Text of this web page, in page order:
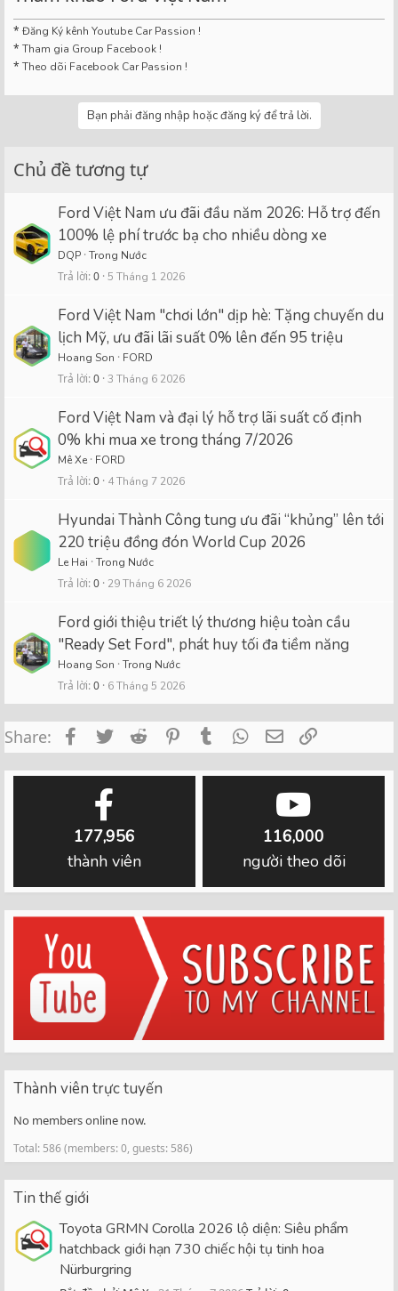
* Đăng Ký kênh Youtube Car Passion !
* Tham gia Group Facebook !
* Theo dõi Facebook Car Passion !
Bạn phải đăng nhập hoặc đăng ký để trả lời.
Chủ đề tương tự
Ford Việt Nam ưu đãi đầu năm 2026: Hỗ trợ đến
100% lệ phí trước bạ cho nhiều dòng xe
DQP Trong Nước
Trả lời 0 5 Tháng 1 2026
Ford Việt Nam "chơi lớn" dịp hè: Tặng chuyến du
lịch Mỹ, ưu đãi lãi suất 0% lên đến 95 triệu
Hoang Son FORD
Trả lời 0 3 Tháng 6 2026
Ford Việt Nam và đại lý hỗ trợ lãi suất cố định
0% khi mua xe trong tháng 7/2026
Mê Xe FORD
Trả lời 0 4 Tháng 7 2026
Hyundai Thành Công tung ưu đãi “khủng” lên tới
220 triệu đồng đón World Cup 2026
Le Hai Trong Nước
Trả lời 0 29 Tháng 6 2026
Ford giới thiệu triết lý thương hiệu toàn cầu
"Ready Set Ford", phát huy tối đa tiềm năng
Hoang Son Trong Nước
Trả lời 0 6 Tháng 5 2026
Share: FacebookTwitterReddit PinterestTumblrWhatsApp
Email
177,956
thành viên
116,000
người theo dõi
Thành viên trực tuyến
No members online now.
Total: 586 (members: 0, guests: 586)
Tin thế giới
Toyota GRMN Corolla 2026 lộ diện: Siêu phẩm
hatchback giới hạn 730 chiếc hội tụ tinh hoa
Nürburgring